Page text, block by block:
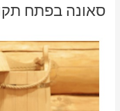
סאונה בפתח